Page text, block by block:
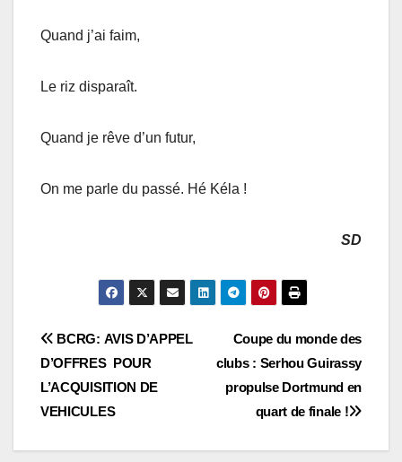
Quand j’ai faim,
Le riz disparaît.
Quand je rêve d’un futur,
On me parle du passé. Hé Kéla !
SD
Navigation
de
l’article
Coupe du monde des
clubs : Serhou Guirassy
propulse Dortmund en
quart de finale !
BCRG: AVIS D’APPEL
D’OFFRES POUR
L’ACQUISITION DE
VEHICULES